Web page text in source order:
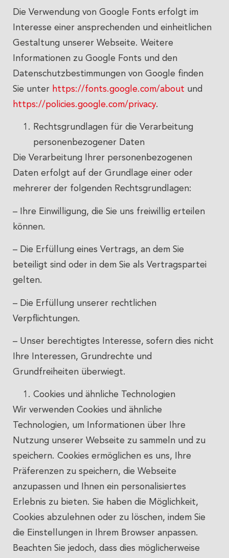
Die Verwendung von Google Fonts erfolgt im
Interesse einer ansprechenden und einheitlichen
Gestaltung unserer Webseite. Weitere
Informationen zu Google Fonts und den
Datenschutzbestimmungen von Google finden
Sie unter https://fonts.google.com/about und
https://policies.google.com/privacy.
Rechtsgrundlagen für die Verarbeitung
personenbezogener Daten
Die Verarbeitung Ihrer personenbezogenen
Daten erfolgt auf der Grundlage einer oder
mehrerer der folgenden Rechtsgrundlagen:
– Ihre Einwilligung, die Sie uns freiwillig erteilen
können.
– Die Erfüllung eines Vertrags, an dem Sie
beteiligt sind oder in dem Sie als Vertragspartei
gelten.
– Die Erfüllung unserer rechtlichen
Verpflichtungen.
– Unser berechtigtes Interesse, sofern dies nicht
Ihre Interessen, Grundrechte und
Grundfreiheiten überwiegt.
Cookies und ähnliche Technologien
Wir verwenden Cookies und ähnliche
Technologien, um Informationen über Ihre
Nutzung unserer Webseite zu sammeln und zu
speichern. Cookies ermöglichen es uns, Ihre
Präferenzen zu speichern, die Webseite
anzupassen und Ihnen ein personalisiertes
Erlebnis zu bieten. Sie haben die Möglichkeit,
Cookies abzulehnen oder zu löschen, indem Sie
die Einstellungen in Ihrem Browser anpassen.
Beachten Sie jedoch, dass dies möglicherweise